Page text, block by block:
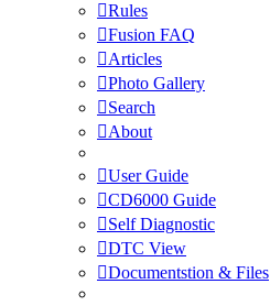
Rules
Fusion FAQ
Articles
Photo Gallery
Search
About
User Guide
CD6000 Guide
Self Diagnostic
DTC View
Documentstion & Files